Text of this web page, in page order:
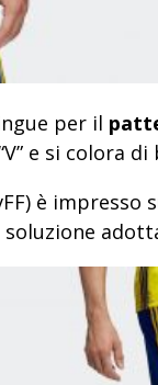
per il
e si colora
è impresso